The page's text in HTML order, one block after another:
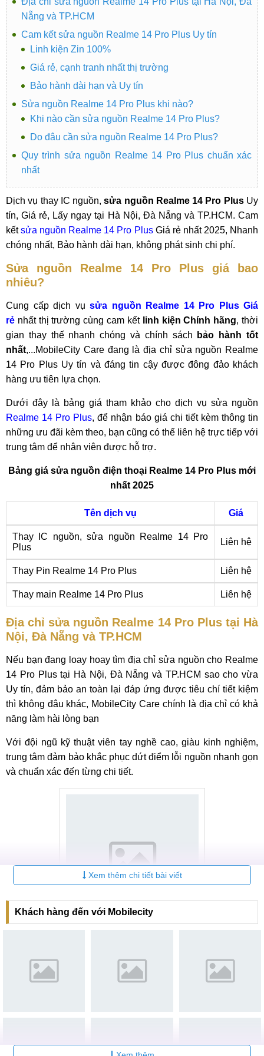
Nẵng và TP.HCM
Cam kết sửa nguồn Realme 14 Pro Plus Uy tín
Linh kiện Zin 100%
Giá rẻ, cạnh tranh nhất thị trường
Bảo hành dài hạn và Uy tín
Sửa nguồn Realme 14 Pro Plus khi nào?
Khi nào cần sửa nguồn Realme 14 Pro Plus?
Do đâu cần sửa nguồn Realme 14 Pro Plus?
Quy trình sửa nguồn Realme 14 Pro Plus chuẩn xác
nhất
Dịch vụ thay IC nguồn,sửa nguồn Realme 14 Pro PlusUy
tín, Giá rẻ, Lấy ngay tại Hà Nội, Đà Nẵng và TP.HCM. Cam
kếtsửa nguồn Realme 14 Pro PlusGiá rẻ nhất 2025, Nhanh
chóng nhất, Bảo hành dài hạn, không phát sinh chi phí.
Sửa nguồn Realme 14 Pro Plus giá bao
nhiêu?
Cung cấp dịch vụ sửa nguồn Realme 14 Pro Plus Giá
rẻ nhất thị trường cùng cam kết linh kiện Chính hãng, thời
gian thay thế nhanh chóng và chính sách
bảo hành tốt
nhất,...MobileCity Care đang là địa chỉ sửa nguồn Realme
14 Pro Plus Uy tín và đáng tin cậy được đông đảo khách
hàng ưu tiên lựa chọn.
Dưới đây là bảng giá tham khảo cho dịch vụ sửa nguồn
Realme 14 Pro Plus, để nhận báo giá chi tiết kèm thông tin
những ưu đãi kèm theo, bạn cũng có thể liên hệ trực tiếp với
trung tâm để nhân viên được hỗ trợ.
Bảng giá sửa nguồn điện thoại Realme 14 Pro Plus mới
nhất 2025
Tên dịch vụ Giá
Thay IC nguồn, sửa nguồn Realme 14 Pro
Plus
Liên hệ
Thay Pin Realme 14 Pro Plus Liên hệ
Thay main Realme 14 Pro Plus Liên hệ
Địa chỉ sửa nguồn Realme 14 Pro Plus tại Hà
Nội, Đà Nẵng và TP.HCM
Nếu bạn đang loay hoay tìm địa chỉ sửa nguồn cho Realme
14 Pro Plus tại Hà Nội, Đà Nẵng và TP.HCM sao cho vừa
Uy tín, đảm bảo an toàn lại đáp ứng được tiêu chí tiết kiệm
thì không đâu khác, MobileCity Care chính là địa chỉ có khả
năng làm hài lòng bạn
Với đội ngũ kỹ thuật viên tay nghề cao, giàu kinh nghiệm,
trung tâm đảm bảo khắc phục dứt điểm lỗi nguồn nhanh gọn
và chuẩn xác đến từng chi tiết.
Điểm cộng lớn nhất? MobileCity Care chỉ dùng linh kiện
Chính hãng, tương thích tuyệt đối với máy và có độ bền cao.
Đến với MobileCity Care, bạn sẽ được trải nghiệm dịch vụ
Xem thêm chi tiết bài viết
Khách hàng đến với Mobilecity